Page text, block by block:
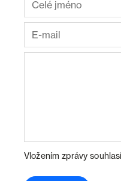
Vložením zprávy